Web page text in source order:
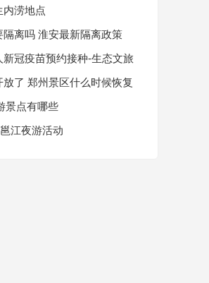
内涝地点
离吗 淮安最新隔离政策
冠疫苗预约接种-生态文旅
了 郑州景区什么时候恢复
景点有哪些
江夜游活动